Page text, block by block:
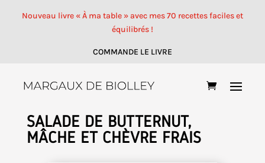
Nouveau livre « À ma table » avec mes 70 recettes faciles et
équilibrés !
COMMANDE LE LIVRE
SALADE DE BUTTERNUT,
MÂCHE ET CHÈVRE FRAIS